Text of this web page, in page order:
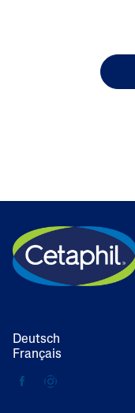
Deutsch
Français